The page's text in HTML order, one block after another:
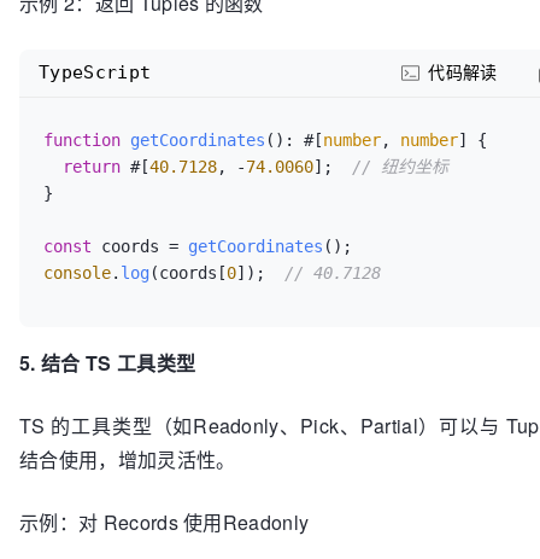
function getCoordinates ( ): #[number, number] {
return #[40.7128, -74.0060];
// 纽约坐标
}
const coords = getCoordinates
console. log (coords[0]); // 40.7128
TypeScript 代码解读
5. 结合 TS 工具类型
TS 的工具类型（如Readonly、Pick、Partial）可以与
结合使用，增加灵活性。
示例：对 Records 使用Readonly